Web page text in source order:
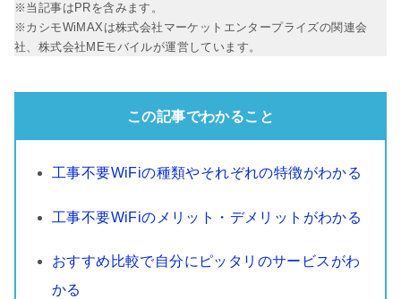
※当記事はPRを含みます。
※カシモWiMAXは株式会社マーケットエンタープライズの関連会
社、株式会社MEモバイルが運営しています。
この記事でわかること
工事不要WiFiの種類やそれぞれの特徴がわかる
工事不要WiFiのメリット・デメリットがわかる
おすすめ比較で自分にピッタリのサービスがわ
かる